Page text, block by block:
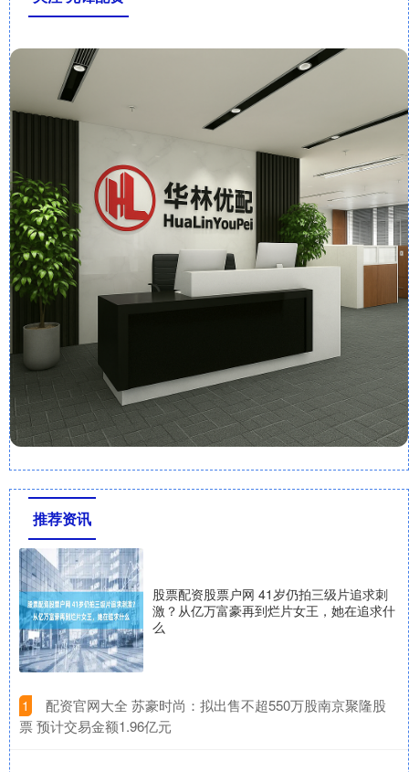
推荐资讯
股票配资股票户网 41岁仍拍三级片追求刺
激？从亿万富豪再到烂片女王，她在追求什
么
1
​配资官网大全 苏豪时尚：拟出售不超550万股南京聚隆股
票 预计交易金额1.96亿元